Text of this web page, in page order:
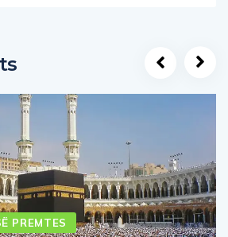
PREMTES